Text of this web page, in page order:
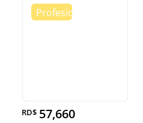
RD$ 57,660